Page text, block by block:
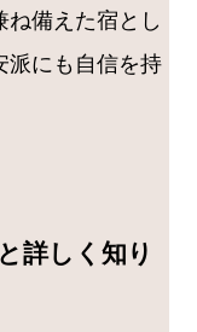
備えた宿とし
派にも自信を持
詳しく知り